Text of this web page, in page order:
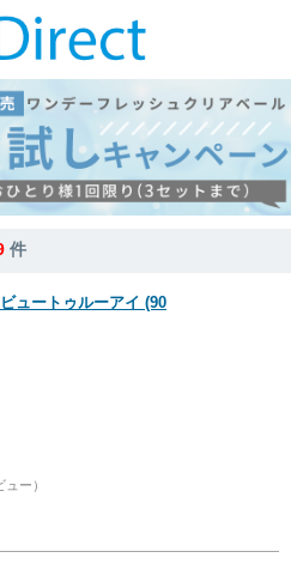
件
ュートゥルーアイ (90
ュー）